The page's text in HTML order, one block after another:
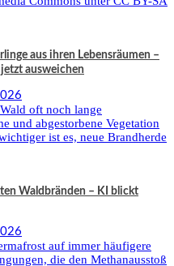
aus ihren Lebensräumen –
ausweichen
Waldbränden – KI blickt